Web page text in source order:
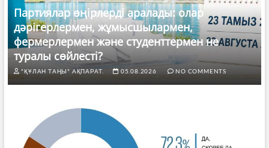
Партиялар өңірлерді аралады: олар
дәрігерлермен, жұмысшылармен,
фермерлермен және студенттермен не
туралы сөйлесті?
"ҚҰЛАН ТАҢЫ" АҚПАРАТ. 05.08.2026 NO COMMENTS